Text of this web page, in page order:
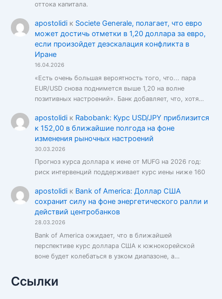
оттока капитала.
apostolidiк Societe Generale, полагает, что евро
может достичь отметки в 1,20 доллара за евро,
если произойдет деэскалация конфликта в
Иране
16.04.2026
«Есть очень большая вероятность того, что... пара
EUR/USD снова поднимется выше 1,20 на волне
позитивных настроений». Банк добавляет, что, хотя…
apostolidiк Rabobank: Курс USD/JPY приблизится
к 152,00 в ближайшие полгода на фоне
изменения рыночных настроений
30.03.2026
Прогноз курса доллара к иене от MUFG на 2026 год:
риск интервенций поддерживает курс иены ниже 160
apostolidiк Bank of America: Доллар США
сохранит силу на фоне энергетического ралли и
действий центробанков
28.03.2026
Bank of America ожидает, что в ближайшей
перспективе курс доллара США к южнокорейской
воне будет колебаться в узком диапазоне, а…
Ссылки